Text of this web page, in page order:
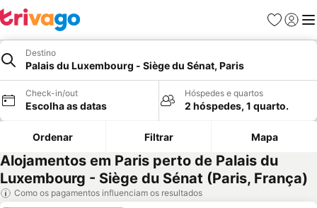
Favoritos
Iniciar
Destino
Palais du Luxembourg - Siège du Sénat, Paris
Check-in/out
Escolha as datas
Hóspedes e quartos
2 hóspedes, 1 quarto.
Ordenar Filtrar Mapa
Alojamentos em Paris perto de Palais du
Luxembourg - Siège du Sénat (Paris, França)
Como os pagamentos influenciam os resultados